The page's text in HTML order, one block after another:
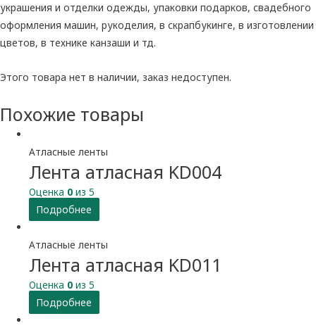
украшения и отделки одежды, упаковки подарков, свадебного
оформления машин, рукоделия, в скрапбукинге, в изготовлении
цветов, в технике канзаши и тд.
Этого товара нет в наличии, заказ недоступен.
Похожие товары
Атласные ленты
Лента атласная KD004
Оценка 0 из 5
Подробнее
Атласные ленты
Лента атласная KD011
Оценка 0 из 5
Подробнее